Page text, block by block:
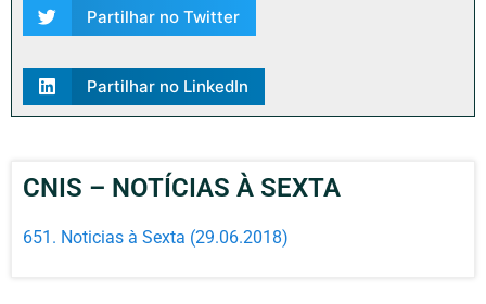
Partilhar no Twitter
Partilhar no LinkedIn
CNIS – NOTÍCIAS À SEXTA
651. Noticias à Sexta (29.06.2018)